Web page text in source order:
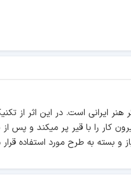
با نقوش سنتی که نمایانگر هنر
کار را با قیر پر میکند و
و بسته به طرح مورد